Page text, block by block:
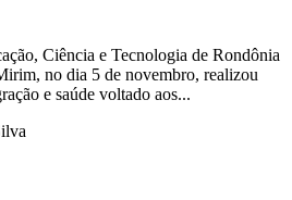
Ciência e Tecnologia de Rondônia
no dia 5 de novembro, realizou
e saúde voltado aos...